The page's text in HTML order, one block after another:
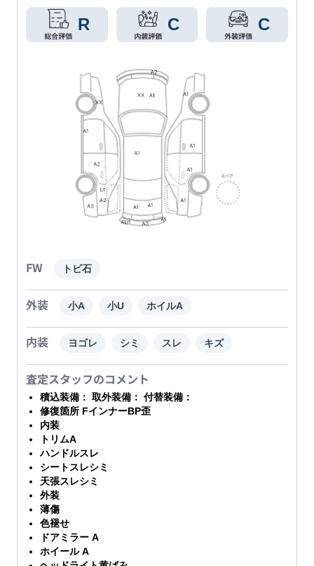
R C C
FW トビ石
外装 小A 小U ホイルA
内装 ヨゴレ シミ スレ キズ
査定スタッフのコメント
積込装備： 取外装備： 付替装備：
修復箇所 FインナーBP歪
内装
トリムA
ハンドルスレ
シートスレシミ
天張スレシミ
外装
薄傷
色褪せ
ドアミラー A
ホイール A